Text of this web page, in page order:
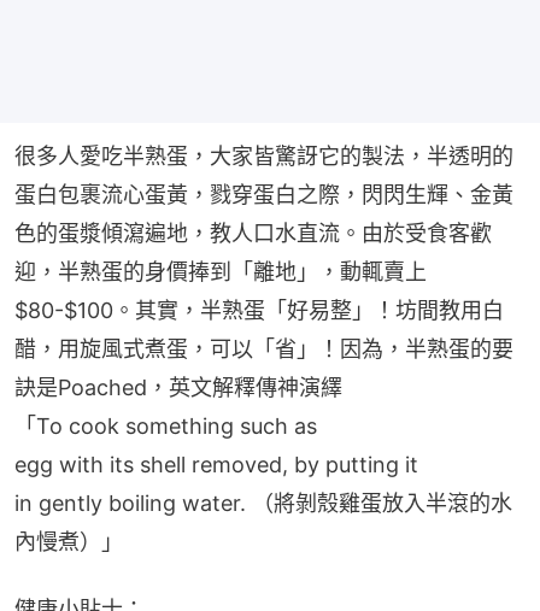
很多人愛吃半熟蛋，大家皆驚訝它的製法，半透明的
蛋白包裹流心蛋黃，戮穿蛋白之際，閃閃生輝、金黃
色的蛋漿傾瀉遍地，教人口水直流。由於受食客歡
迎，半熟蛋的身價捧到「離地」，動輒賣上
$80-$100。其實，半熟蛋「好易整」！坊間教用白
醋，用旋風式煮蛋，可以「省」！因為，半熟蛋的要
訣是Poached，英文解釋傳神演繹
「To cook something such as
egg with its shell removed, by putting it
in gently boiling water. （將剝殼雞蛋放入半滾的水
內慢煮）」